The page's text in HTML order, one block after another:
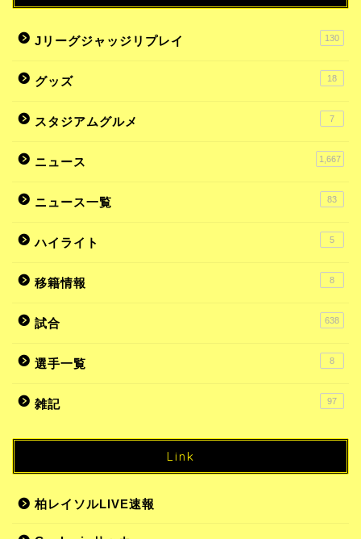
Jリーグジャッジリプレイ 130
グッズ 18
スタジアムグルメ 7
ニュース 1,667
ニュース一覧 83
ハイライト 5
移籍情報 8
試合 638
選手一覧 8
雑記 97
Link
柏レイソルLIVE速報